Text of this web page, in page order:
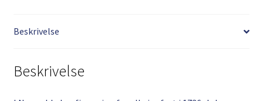
Beskrivelse
Beskrivelse